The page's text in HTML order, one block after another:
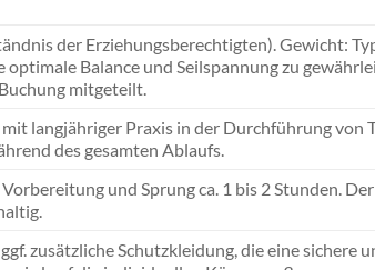
der Erziehungsberechtigten). Gewicht:
optimale Balance und Seilspannung zu
mitgeteilt.
langjähriger Praxis in der Durchführung von
des gesamten Ablaufs.
und Sprung ca. 1 bis 2 Stunden.
zusätzliche Schutzkleidung, die eine sichere